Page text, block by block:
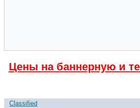
Цены на баннерную и
Classified